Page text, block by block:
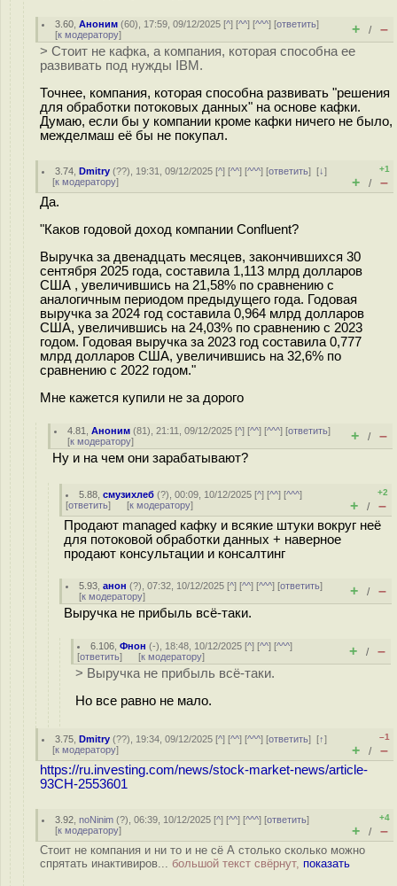
3.60 ,Аноним (60), 17:59, 09/12/2025 [^] [^^] [^^^] [ответить]
[к модератору] + / –
> Стоит не кафка, а компания, которая способна ее
развивать под нужды IBM.
Точнее, компания, которая способна развивать "решения
для обработки потоковых данных" на основе кафки.
Думаю, если бы у компании кроме кафки ничего не было,
межделмаш её бы не покупал.
3.74 ,Dmitry (??), 19:31, 09/12/2025 [^] [^^] [^^^] [ответить][↓]
[к модератору]
+1
+ / –
Да.
"Каков годовой доход компании Confluent?
Выручка за двенадцать месяцев, закончившихся 30
сентября 2025 года, составила 1,113 млрд долларов
США , увеличившись на 21,58% по сравнению с
аналогичным периодом предыдущего года. Годовая
выручка за 2024 год составила 0,964 млрд долларов
США, увеличившись на 24,03% по сравнению с 2023
годом. Годовая выручка за 2023 год составила 0,777
млрд долларов США, увеличившись на 32,6% по
сравнению с 2022 годом."
Мне кажется купили не за дорого
4.81 ,Аноним (81), 21:11, 09/12/2025 [^] [^^] [^^^] [ответить]
[к модератору] + / –
Ну и на чем они зарабатывают?
5.88 ,смузихлеб (?), 00:09, 10/12/2025 [^] [^^] [^^^]
[ответить] [к модератору]
+2
+ / –
Продают managed кафку и всякие штуки вокруг неё
для потоковой обработки данных + наверное
продают консультации и консалтинг
5.93 ,анон (?), 07:32, 10/12/2025 [^] [^^] [^^^] [ответить]
[к модератору] + / –
Выручка не прибыль всё-таки.
6.106 ,Фнон (-), 18:48, 10/12/2025 [^] [^^] [^^^]
[ответить] [к модератору] + / –
> Выручка не прибыль всё-таки.
Но все равно не мало.
3.75 ,Dmitry (??), 19:34, 09/12/2025 [^] [^^] [^^^] [ответить][↑]
[к модератору]
–1
+ / –
https://ru.investing.com/news/stock-market-news/article-
93CH-2553601
3.92 ,noNinim (?), 06:39, 10/12/2025 [^] [^^] [^^^] [ответить]
[к модератору]
+4
+ / –
Стоит не компания и ни то и не сё А столько сколько можно
спрятать инактивиров... большой текст свёрнут, показать